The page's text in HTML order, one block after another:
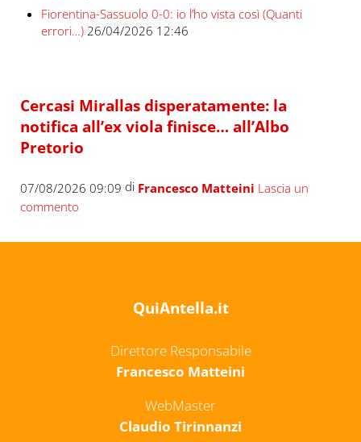
Fiorentina-Sassuolo 0-0: io l’ho vista così (Quanti
errori…) 26/04/2026 12:46
Cercasi Mirallas disperatamente: la
notifica all’ex viola finisce… all’Albo
Pretorio
07/08/2026 09:09 di Francesco Matteini Lascia un
commento
QuiAntella.it
Direttore Responsabile
Francesco Matteini
WebMaster
Claudio Tirinnanzi